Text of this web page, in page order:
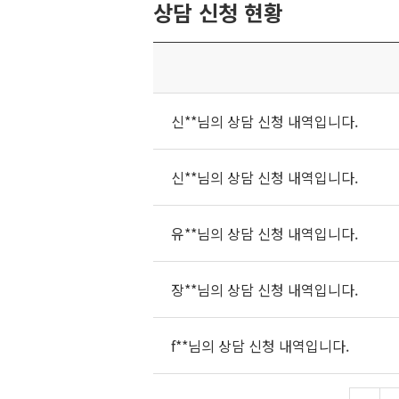
상담 신청 현황
신**님의 상담 신청 내역입니다.
신**님의 상담 신청 내역입니다.
유**님의 상담 신청 내역입니다.
장**님의 상담 신청 내역입니다.
f**님의 상담 신청 내역입니다.